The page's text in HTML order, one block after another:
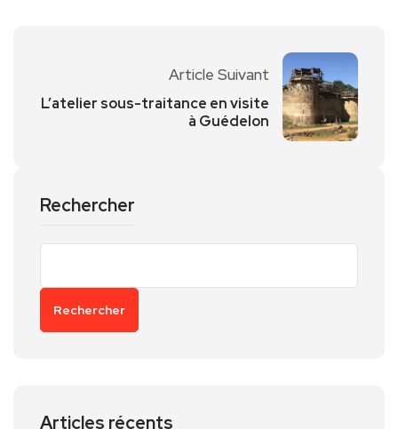
Article Suivant
L’atelier sous-traitance en visite
à Guédelon
Rechercher
Rechercher
Articles récents